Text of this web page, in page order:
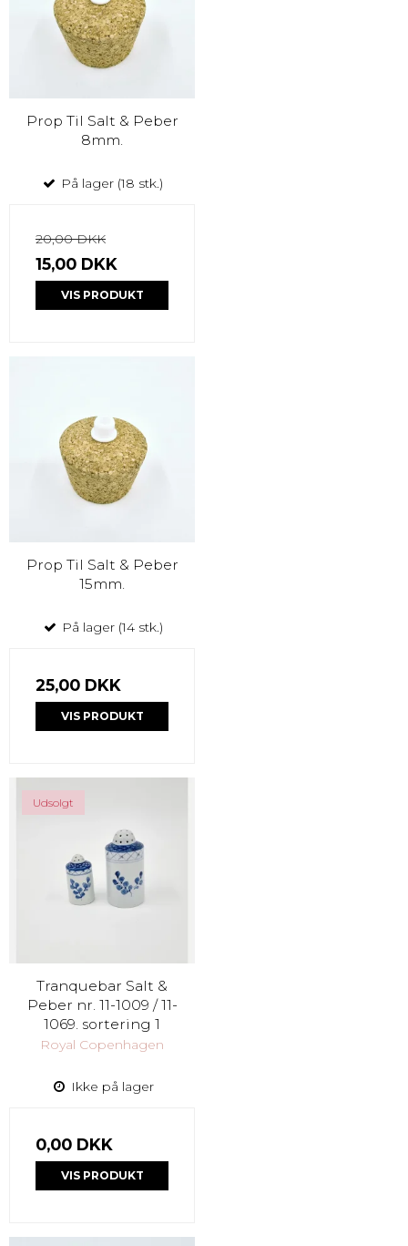
Prop Til Salt & Peber
8mm.
På lager (18 stk.)
20,00 DKK
15,00 DKK
VIS PRODUKT
Prop Til Salt & Peber
15mm.
På lager (14 stk.)
25,00 DKK
VIS PRODUKT
Udsolgt
Tranquebar Salt &
Peber nr. 11-1009 / 11-
1069. sortering 1
Royal Copenhagen
Ikke på lager
0,00 DKK
VIS PRODUKT